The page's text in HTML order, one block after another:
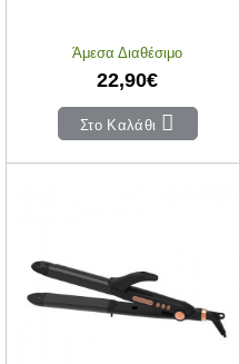
Άμεσα Διαθέσιμο
22,90€
Στο Καλάθι